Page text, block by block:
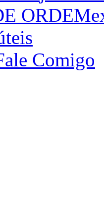
ORDEM
Comigo